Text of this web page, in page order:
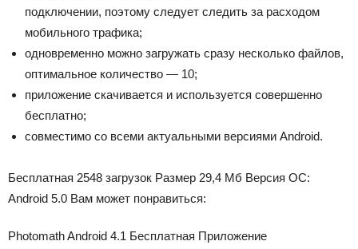
подключении, поэтому следует следить за расходом
мобильного трафика;
одновременно можно загружать сразу несколько файлов,
оптимальное количество — 10;
приложение скачивается и используется совершенно
бесплатно;
совместимо со всеми актуальными версиями Android.
Бесплатная 2548 загрузок Размер 29,4 Мб Версия ОС:
Android 5.0 Вам может понравиться:
Photomath Android 4.1 Бесплатная Приложение